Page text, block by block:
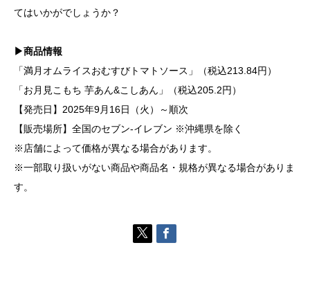
てはいかがでしょうか？
▶商品情報
「満月オムライスおむすびトマトソース」（税込213.84円）
「お月見こもち 芋あん&こしあん」（税込205.2円）
【発売日】2025年9月16日（火）～順次
【販売場所】全国のセブン-イレブン ※沖縄県を除く
※店舗によって価格が異なる場合があります。
※一部取り扱いがない商品や商品名・規格が異なる場合がありま
す。